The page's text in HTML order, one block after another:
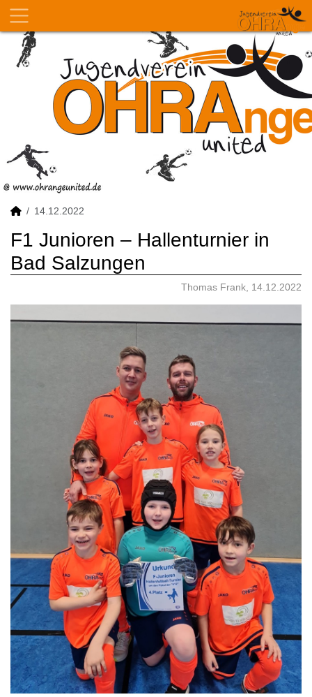
14.12.2022
F1 Junioren – Hallenturnier in
Bad Salzungen
Thomas Frank, 14.12.2022